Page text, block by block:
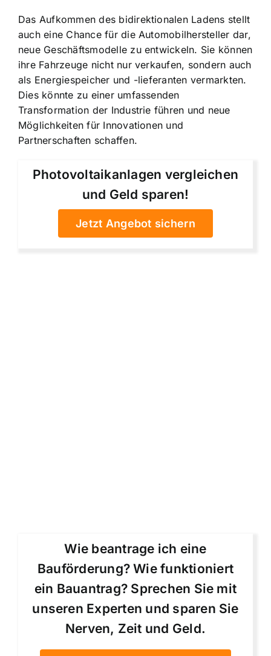
Das Aufkommen des bidirektionalen Ladens stellt
auch eine Chance für die Automobilhersteller dar,
neue Geschäftsmodelle zu entwickeln. Sie können
ihre Fahrzeuge nicht nur verkaufen, sondern auch
als Energiespeicher und -lieferanten vermarkten.
Dies könnte zu einer umfassenden
Transformation der Industrie führen und neue
Möglichkeiten für Innovationen und
Partnerschaften schaffen.
Photovoltaikanlagen vergleichen
und Geld sparen!
Jetzt Angebot sichern
Wie beantrage ich eine
Bauförderung? Wie funktioniert
ein Bauantrag? Sprechen Sie mit
unseren Experten und sparen Sie
Nerven, Zeit und Geld.